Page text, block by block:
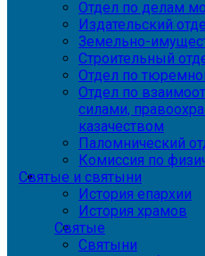
Отдел по делам
Издательский
Земельно-
Строительный
Отдел по
Отдел по
силами,
казачеством
Паломнический
Комиссия по
Святые и святыни
История епархии
История храмов
Святые
Святыни